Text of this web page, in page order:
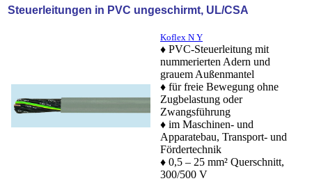
Steuerleitungen in PVC ungeschirmt, UL/CSA
Koflex N Y
♦ PVC-Steuerleitung mit
nummerierten Adern und
grauem Außenmantel
♦ für freie Bewegung ohne
Zugbelastung oder
Zwangsführung
♦ im Maschinen- und
Apparatebau, Transport- und
Fördertechnik
♦ 0,5 – 25 mm² Querschnitt,
300/500 V